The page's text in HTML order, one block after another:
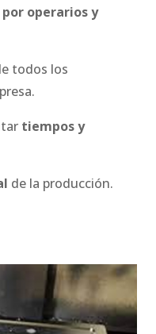
operarios y
todos los
tiempos y
de la producción.